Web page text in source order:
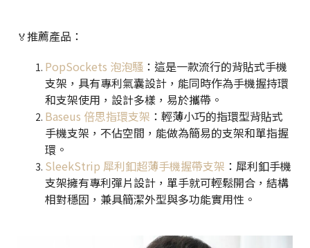
🏅推薦產品：
PopSockets 泡泡騷 ：這是一款流行的背貼式手機
支架，具有專利氣囊設計，能同時作為手機握持環
和支架使用，設計多樣，易於攜帶。
Baseus 倍思指環支架 ：輕薄小巧的指環型背貼式
手機支架，不佔空間，能做為簡易的支架和單指握
環。
SleekStrip 犀利釦超薄手機握帶支架 ：犀利釦手機
支架擁有專利彈片設計，單手就可輕鬆開合，結構
相對穩固，兼具簡潔外型與多功能實用性。